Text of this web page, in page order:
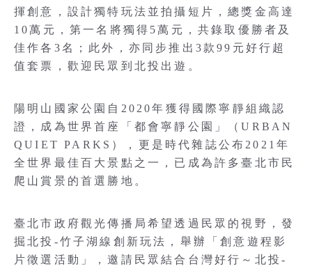
揮創意，設計獨特玩法並拍攝短片，總獎金高達
10萬元，第一名將獨得5萬元，共錄取優勝者及
佳作各3名；此外，亦同步推出3款99元好行超
值套票，歡迎民眾到北投出遊。
陽明山國家公園自2020年獲得國際寧靜組織認
證，成為世界首座「都會寧靜公園」（URBAN
QUIET PARKS），更是時代雜誌公布2021年
全世界最佳百大景點之一，已成為許多臺北市民
爬山賞景的首選勝地。
臺北市政府觀光傳播局希望透過民眾的視野，發
掘北投-竹子湖線創新玩法，舉辦「創意遊程影
片徵選活動」，邀請民眾結合台灣好行～北投-